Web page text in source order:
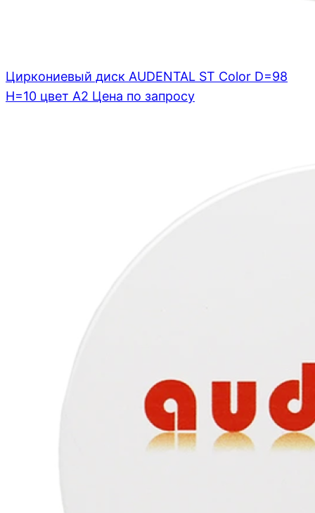
Циркониевый диск AUDENTAL ST Color D=98
H=10 цвет A2 Цена по запросу